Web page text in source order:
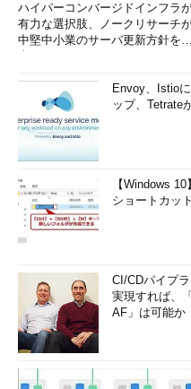
ハイパーコンバージドインフラ
有力な選択肢、ノークリサーチ
中堅中小業のサーバ更新方針を調
Envoy、Istio
ップ、Tetrate
【Windows
ショートカット
CI/CDパイプ
実現すれば、
AF」は可能か